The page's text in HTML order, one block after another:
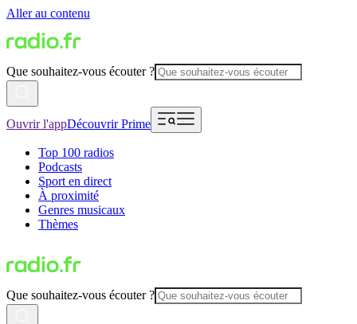
Aller au contenu
Que souhaitez-vous écouter ?
Ouvrir l'appDécouvrir Prime
Top 100 radios
Podcasts
Sport en direct
À proximité
Genres musicaux
Thèmes
Que souhaitez-vous écouter ?